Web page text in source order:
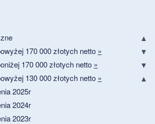
170 000 złotych netto »
170 000 złotych netto »
130 000 złotych netto »
2025r
2024r
2023r